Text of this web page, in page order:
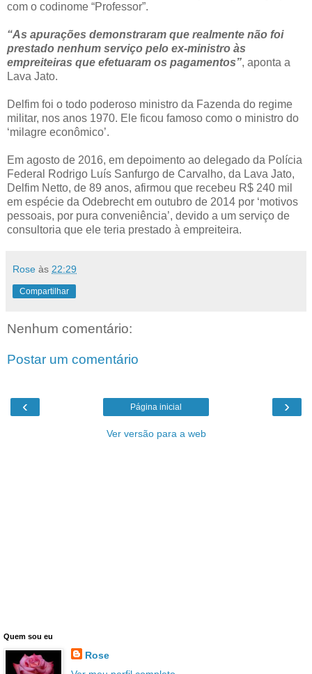
com o codinome “Professor”.
“As apurações demonstraram que realmente não foi
prestado nenhum serviço pelo ex-ministro às
empreiteiras que efetuaram os pagamentos”, aponta a
Lava Jato.
Delfim foi o todo poderoso ministro da Fazenda do regime
militar, nos anos 1970. Ele ficou famoso como o ministro do
‘milagre econômico’.
Em agosto de 2016, em depoimento ao delegado da Polícia
Federal Rodrigo Luís Sanfurgo de Carvalho, da Lava Jato,
Delfim Netto, de 89 anos, afirmou que recebeu R$ 240 mil
em espécie da Odebrecht em outubro de 2014 por ‘motivos
pessoais, por pura conveniência’, devido a um serviço de
consultoria que ele teria prestado à empreiteira.
Rose às 22:29
Compartilhar
Nenhum comentário:
Postar um comentário
‹ ›
Página inicial
Ver versão para a web
Quem sou eu
Rose